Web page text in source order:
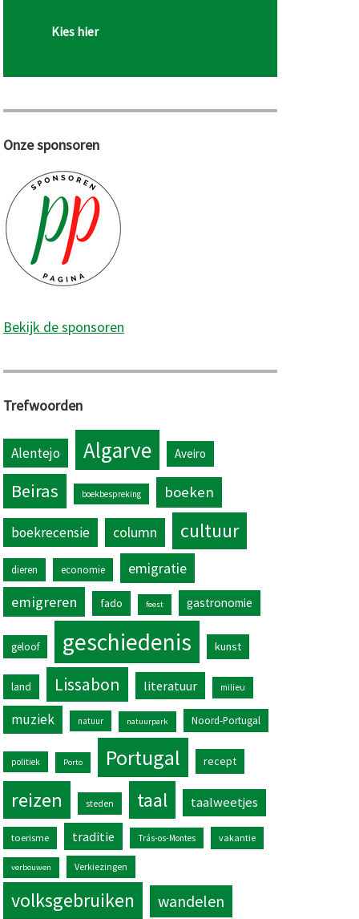
Kies hier
Onze sponsoren
Bekijk de sponsoren
Trefwoorden
Alentejo Algarve Aveiro
Beiras boekbespreking boeken
boekrecensie column cultuur
dieren economie
emigratie
emigreren
fado feest gastronomie
geloof geschiedenis kunst
land Lissabon literatuur milieu
muziek natuur natuurpark Noord-Portugal
politiek Porto Portugal recept
reizen steden taal taalweetjes
toerisme traditie Trás-os-Montes vakantie
verbouwen Verkiezingen
volksgebruiken wandelen